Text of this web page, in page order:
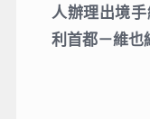
人辦理出境
利首都－維也